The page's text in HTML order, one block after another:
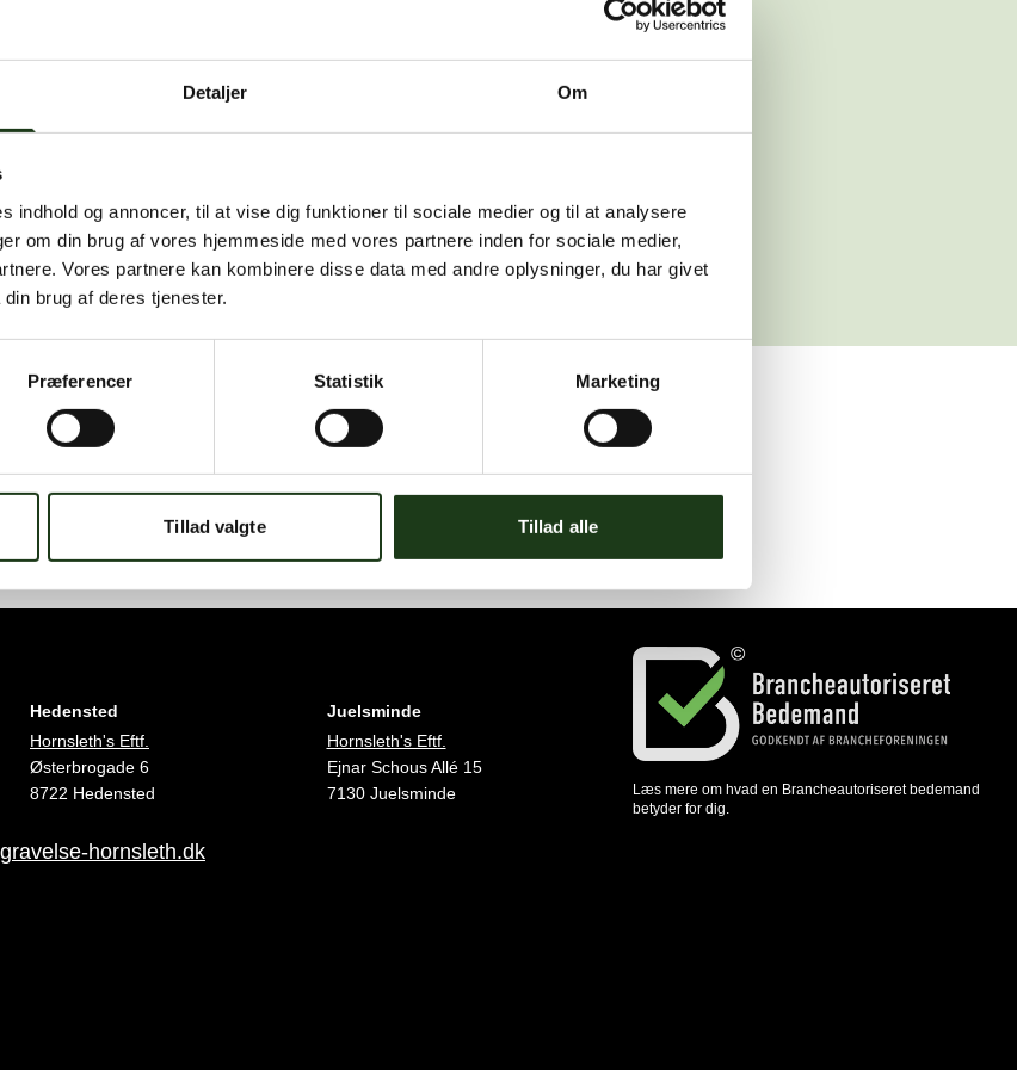
Detaljer Om
indhold og annoncer, til at vise dig funktioner til sociale medier og til at analysere
om din brug af vores hjemmeside med vores partnere inden for sociale medier,
Vores partnere kan kombinere disse data med andre oplysninger, du har givet
brug af deres tjenester.
Præferencer Statistik Marketing
Tillad valgte Tillad alle
serverfejl. Vi arbejder på at løse problemet. Prøv venligst igen
Gå til forsiden Gå tilbage
Har du brug for hjælp?
velkommen til at kontakte os, hvis du har spørgsmål eller brug for assistance.
Find nærmeste afdeling
Hedensted
Hornsleth's Eftf.
Østerbrogade 6
8722 Hedensted
Juelsminde
Hornsleth's Eftf.
Ejnar Schous Allé 15
7130 Juelsminde
hornsleth.dk
Læs mere om hvad en Brancheautoriseret bedemand
betyder for dig.